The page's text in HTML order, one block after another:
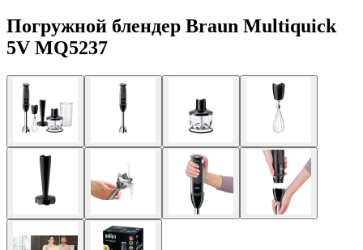
Погружной блендер Braun Multiquick
5V MQ5237